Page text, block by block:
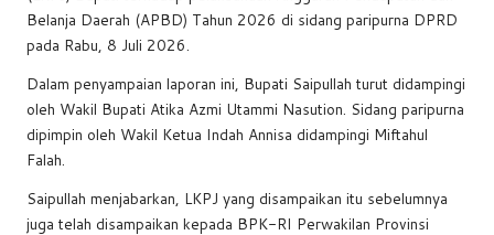
b
o
o
k
A
p
p
d
s
Li
n
k
Belanja Daerah (APBD) Tahun 2026 di sidang paripurna DPRD
pada Rabu, 8 Juli 2026.
Dalam penyampaian laporan ini, Bupati Saipullah turut didampingi
oleh Wakil Bupati Atika Azmi Utammi Nasution. Sidang paripurna
dipimpin oleh Wakil Ketua Indah Annisa didampingi Miftahul
Falah.
Saipullah menjabarkan, LKPJ yang disampaikan itu sebelumnya
juga telah disampaikan kepada BPK-RI Perwakilan Provinsi